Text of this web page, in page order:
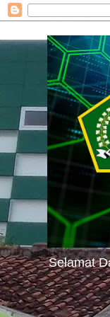
Selamat